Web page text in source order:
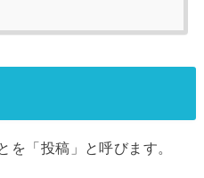
を「投稿」と呼びます。